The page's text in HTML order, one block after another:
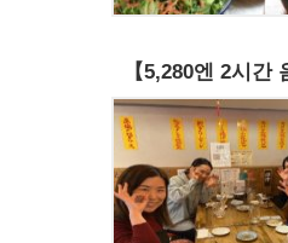
【5,280엔 2시간